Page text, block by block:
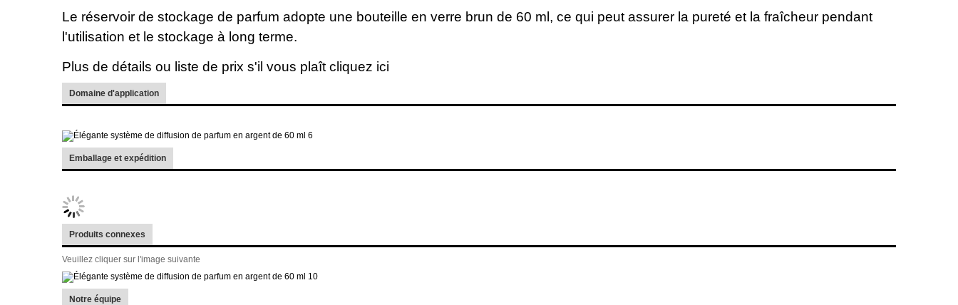
Le réservoir de stockage de parfum adopte une bouteille en verre brun de 60 ml, ce qui peut assurer la pureté et la fraîcheur pendant
l'utilisation et le stockage à long terme.
Plus de détails ou liste de prix s'il vous plaît cliquez ici
Domaine d'application
Emballage et expédition
Produits connexes
Veuillez cliquer sur l'image suivante
Notre équipe